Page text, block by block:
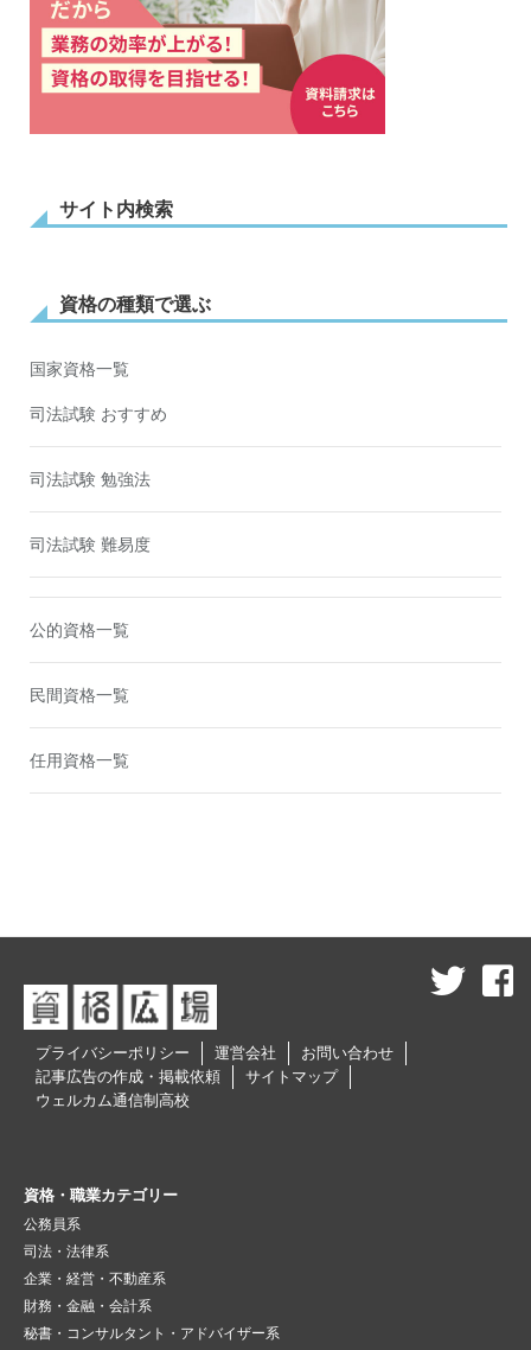
サイト内検索
資格の種類で選ぶ
国家資格一覧
司法試験 おすすめ
司法試験 勉強法
司法試験 難易度
公的資格一覧
民間資格一覧
任用資格一覧
プライバシーポリシー 運営会社
お問い合わせ
記事広告の作成・掲載依頼
サイトマップ
ウェルカム通信制高校
資格・職業カテゴリー
公務員系
司法・法律系
企業・経営・不動産系
財務・金融・会計系
秘書・コンサルタント・アドバイザー系